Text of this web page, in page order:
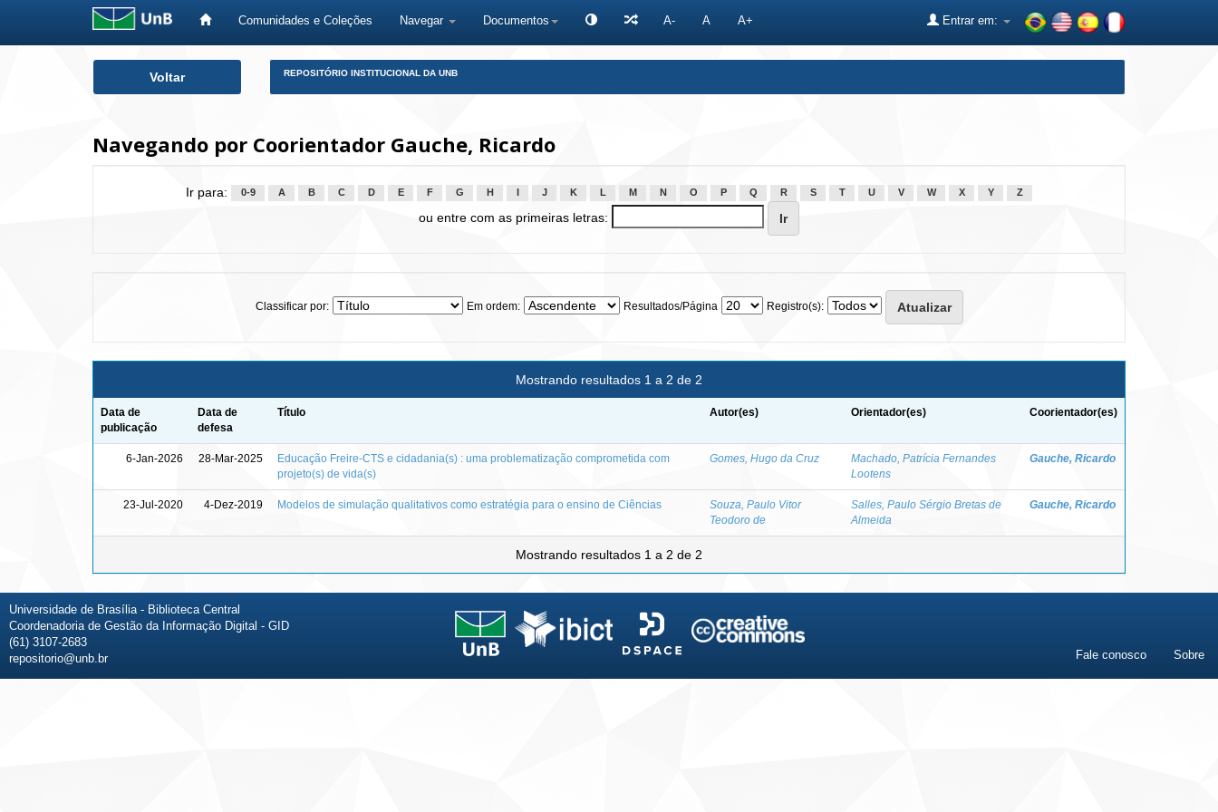
Comunidades e Coleções Navegar Documentos A- A A+ Entrar em:
Voltar REPOSITÓRIO INSTITUCIONAL DA UNB
Navegando por Coorientador Gauche, Ricardo
Ir para: 0-9 A B C D E F G H J K L M N O P Q R S T U V W X Y Z
ou entre com as primeiras letras:
Classificar por: Em ordem: Resultados/Página Registro(s):
Mostrando resultados 1 a 2 de 2
Data de
publicação
Data de
defesa
Título Autor(es) Orientador(es) Coorientador(es)
6-Jan-2026 28-Mar-2025
Educação Freire-CTS e cidadania(s) : uma problematização comprometida com
projeto(s) de vida(s)
Gomes, Hugo da Cruz
Machado, Patrícia Fernandes
Lootens
Gauche, Ricardo
23-Jul-2020 4-Dez-2019 Modelos de simulação qualitativos como estratégia para o ensino de Ciências
Souza, Paulo Vitor
Teodoro de
Salles, Paulo Sérgio Bretas de
Almeida
Gauche, Ricardo
Mostrando resultados 1 a 2 de 2
Universidade de Brasília - Biblioteca Central
Coordenadoria de Gestão da Informação Digital - GID
(61) 3107-2683
repositorio@unb.br
Fale conosco Sobre